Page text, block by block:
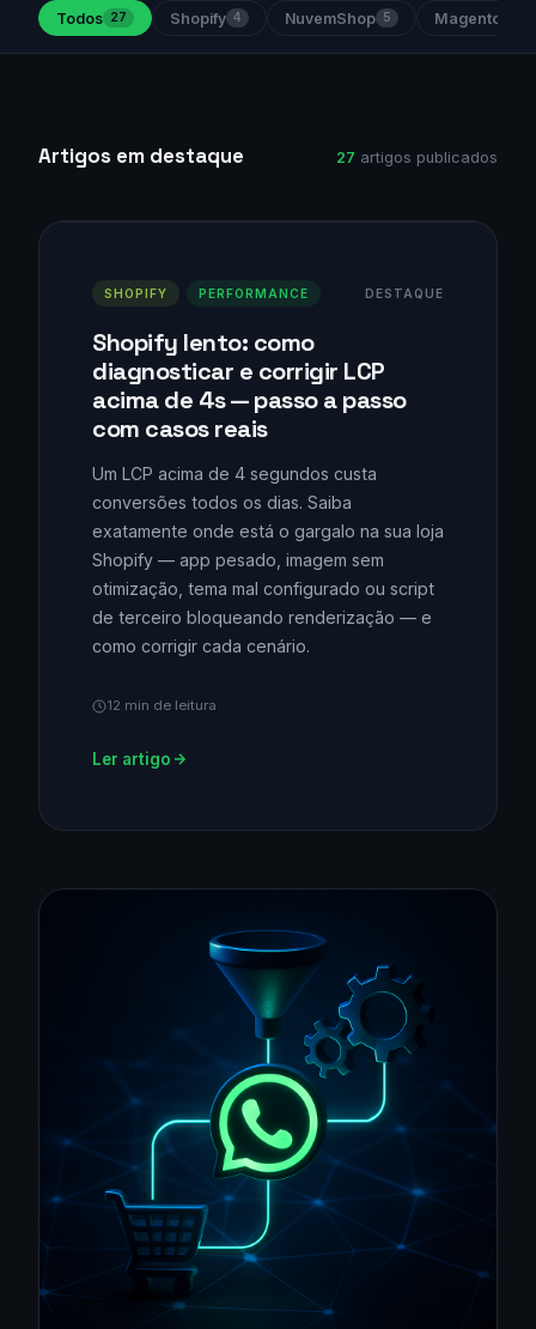
Todos 27 Shopify 4 NuvemShop 5 Magento
Artigos em destaque 27 artigos publicados
SHOPIFY PERFORMANCE DESTAQUE
Shopify lento: como
diagnosticar e corrigir LCP
acima de 4s — passo a passo
com casos reais
Um LCP acima de 4 segundos custa
conversões todos os dias. Saiba
exatamente onde está o gargalo na sua loja
Shopify — app pesado, imagem sem
otimização, tema mal configurado ou script
de terceiro bloqueando renderização — e
como corrigir cada cenário.
12 min de leitura
Ler artigo